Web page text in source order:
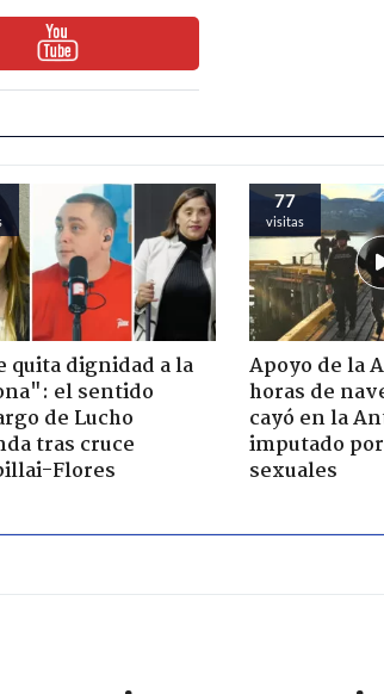
quita dignidad a la
el sentido
de Lucho
tras cruce
Flores
77
visitas
Apoyo de la
horas de
cayó en la
imputado
sexuales